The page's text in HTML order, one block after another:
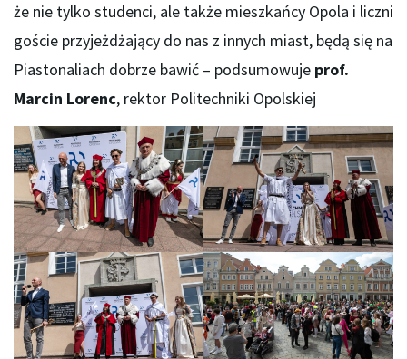
że nie tylko studenci, ale także mieszkańcy Opola i liczni
goście przyjeżdżający do nas z innych miast, będą się na
Piastonaliach dobrze bawić – podsumowuje prof.
Marcin Lorenc, rektor Politechniki Opolskiej